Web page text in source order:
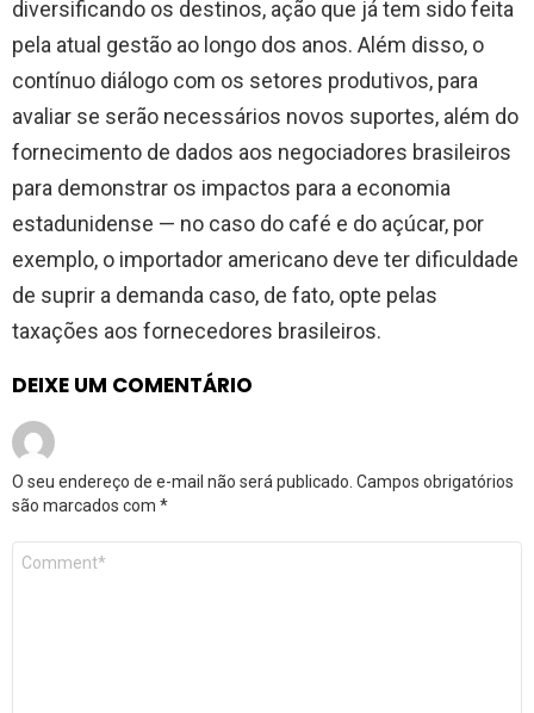
diversificando os destinos, ação que já tem sido feita
pela atual gestão ao longo dos anos. Além disso, o
contínuo diálogo com os setores produtivos, para
avaliar se serão necessários novos suportes, além do
fornecimento de dados aos negociadores brasileiros
para demonstrar os impactos para a economia
estadunidense — no caso do café e do açúcar, por
exemplo, o importador americano deve ter dificuldade
de suprir a demanda caso, de fato, opte pelas
taxações aos fornecedores brasileiros.
DEIXE UM COMENTÁRIO
O seu endereço de e-mail não será publicado. Campos obrigatórios
são marcados com *
Comentário